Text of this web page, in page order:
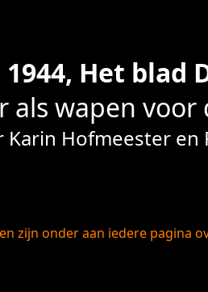
1944, Het blad
als wapen voor
Karin Hofmeester en
zijn onder aan iedere